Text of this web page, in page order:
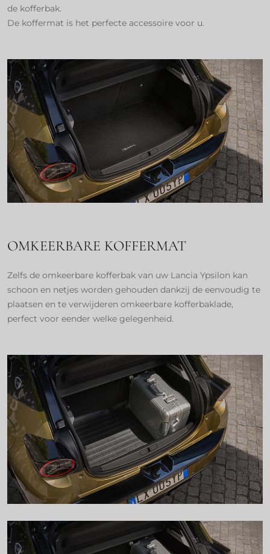
de kofferbak.
De koffermat is het perfecte accessoire voor u.
OMKEERBARE KOFFERMAT
Zelfs de omkeerbare kofferbak van uw Lancia Ypsilon kan
schoon en netjes worden gehouden dankzij de eenvoudig te
plaatsen en te verwijderen omkeerbare kofferbaklade,
perfect voor eender welke gelegenheid.